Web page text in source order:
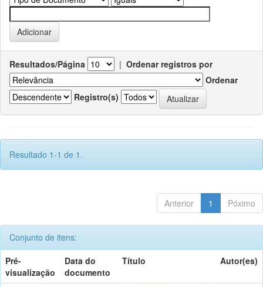
Resultados/Página | Ordenar registros por
Ordenar
Registro(s)
Resultado 1-1 de 1.
Anterior 1 Póximo
Conjunto de itens:
Pré-
visualização
Data do
documento
Título Autor(es)